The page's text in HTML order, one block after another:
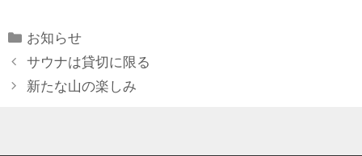
Categories
お知らせ
サウナは貸切に限る
新たな山の楽しみ